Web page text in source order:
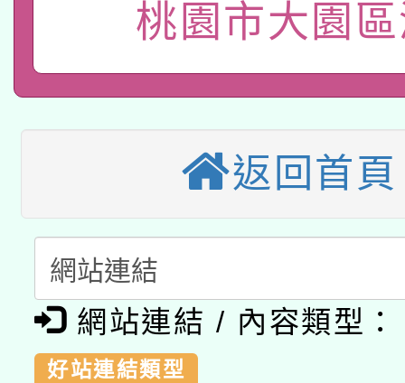
業成長研習」實施計畫
師專業成長研習實施
方素養工作坊新北場」
族語言臺北學習中心
「族語學習班」招生簡
轉知有關國立成功大學
文教學共融平台-教案
件」活動簡章
教育部國民及學前教育
年度COVID-19疫苗接
接種對象擴大為「滿6
接種之民眾」措施，延
月28日止
轉知經濟部水利署委託
業技術研究院辦理「
用水績優單位及節水達
動」
115年8月22日(星期六
桃園市孔廟祈福系列
開 智慧啟航」
2026年桃園地景藝術
「2026桃園藝術巡演
關事宜
轉知教育部國民及學前
國立臺灣師範大學辦理
函轉國家教育研究院中
桃園市大園
返回首頁
網站連結 / 內容類型：
好站連結類型